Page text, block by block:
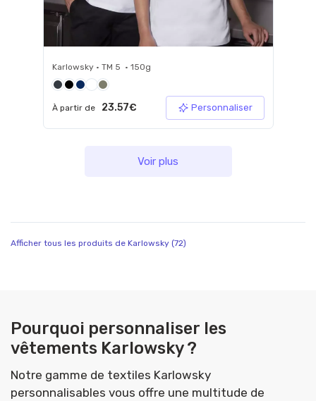
Karlowsky • TM 5 • 150g
À partir de 23.57€ Personnaliser
Voir plus
Afficher tous les produits de Karlowsky (72)
Pourquoi personnaliser les
vêtements Karlowsky ?
Notre gamme de textiles Karlowsky
personnalisables vous offre une multitude de